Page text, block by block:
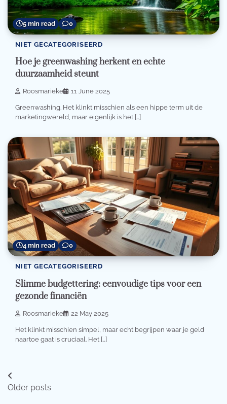
5 min read 0
NIET GECATEGORISEERD
Hoe je greenwashing herkent en echte
duurzaamheid steunt
Roosmarieke 11 June 2025
Greenwashing. Het klinkt misschien als een hippe term uit de
marketingwereld, maar eigenlijk is het […]
4 min read 0
NIET GECATEGORISEERD
Slimme budgettering: eenvoudige tips voor een
gezonde financiën
Roosmarieke 22 May 2025
Het klinkt misschien simpel, maar echt begrijpen waar je geld
naartoe gaat is cruciaal. Het […]
Posts
navigation
Older posts